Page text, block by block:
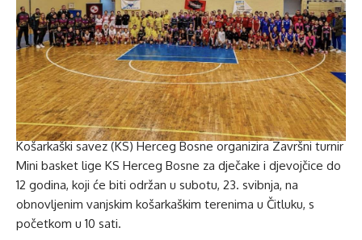
Košarkaški savez (KS) Herceg Bosne organizira Završni turnir
Mini basket lige KS Herceg Bosne za dječake i djevojčice do
12 godina, koji će biti održan u subotu, 23. svibnja, na
obnovljenim vanjskim košarkaškim terenima u Čitluku, s
početkom u 10 sati.